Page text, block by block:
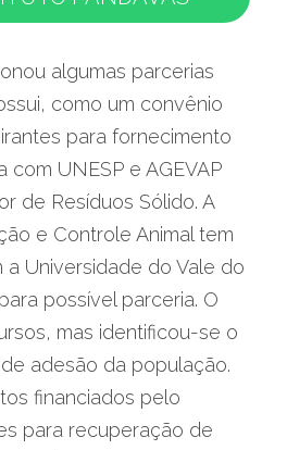
algumas parcerias
como um convênio
para fornecimento
com UNESP e AGEVAP
de Resíduos Sólido. A
e Controle Animal tem
a Universidade do Vale do
possível parceria. O
mas identificou-se o
adesão da população.
financiados pelo
para recuperação de